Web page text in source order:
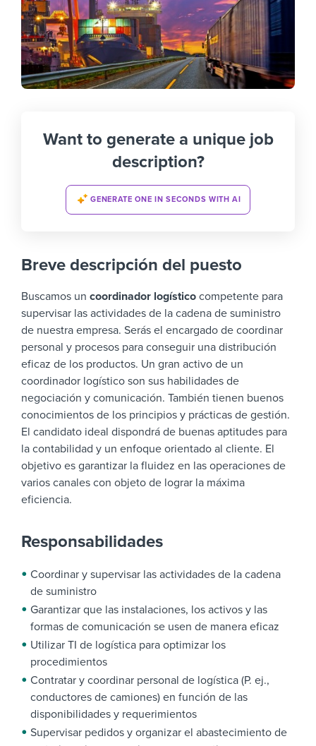
Want to generate a unique job
description?
GENERATE ONE IN SECONDS WITH AI
Breve descripción del puesto
Buscamos un coordinador logístico competente para
supervisar las actividades de la cadena de suministro
de nuestra empresa. Serás el encargado de coordinar
personal y procesos para conseguir una distribución
eficaz de los productos. Un gran activo de un
coordinador logístico son sus habilidades de
negociación y comunicación. También tienen buenos
conocimientos de los principios y prácticas de gestión.
El candidato ideal dispondrá de buenas aptitudes para
la contabilidad y un enfoque orientado al cliente. El
objetivo es garantizar la fluidez en las operaciones de
varios canales con objeto de lograr la máxima
eficiencia.
Responsabilidades
Coordinar y supervisar las actividades de la cadena
de suministro
Garantizar que las instalaciones, los activos y las
formas de comunicación se usen de manera eficaz
Utilizar TI de logística para optimizar los
procedimientos
Contratar y coordinar personal de logística (P. ej.,
conductores de camiones) en función de las
disponibilidades y requerimientos
Supervisar pedidos y organizar el abastecimiento de